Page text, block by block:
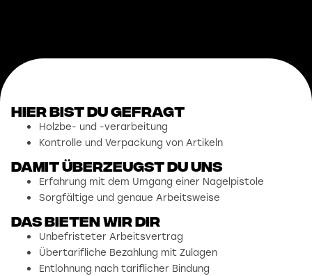
Hier bist du gefragt
Holzbe- und -verarbeitung
Kontrolle und Verpackung von Artikeln
damit überzeugst du uns
Erfahrung mit dem Umgang einer Nagelpistole
Sorgfältige und genaue Arbeitsweise
Das bieten wir dir
Unbefristeter Arbeitsvertrag
Übertarifliche Bezahlung mit Zulagen
Entlohnung nach tariflicher Bindung